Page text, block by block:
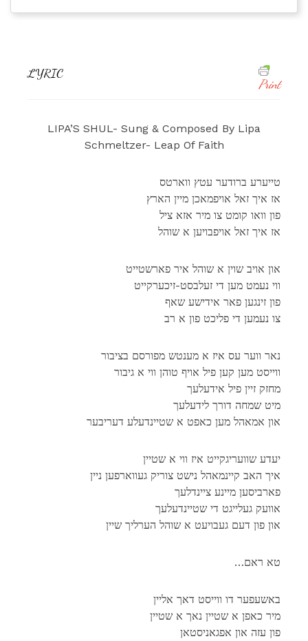
LYRIC
Print
LIPA’S SHUL- Sung & Composed By Lipa
Schmeltzer- Leap Of Faith
טייערע ברודער עטץ ווארטס
אז איך זאל אויפמאכן מיין הארץ
פון וואו קומט צו מיר אזא ציל
אז איך זאל אויפבויען א שוהל
און אויב שוין א שוהל איר פארשטייט
ווי נעמט מען די זעלבסט-זיכערקייט
פון זינגען פאר אידישע שאף
צו נעמען די פליכט פון א רב
נאר ווער עס איז א מענטש מפורסם בציבור
ווייסט מען קען פיל אויף טוהן ווי א גיבור
מחזק זיין פיל אידעלעך
מיט שמחה דורך לידעלעך
און אמאהל מען כאפט א שטיינדעלע דעריבער
יעדע שוועריגקייט איז ווי א שטיין
איך האב קיינמאהל נישט צוריק געווארפען ניין
פארביסען מיינע ציינדלעך
אוועק געלייגט די שטיינדעלעך
און פון דעם געבויעט א שוהל הערליך שיין
…טא ראם
באשעפער דו ווייסט דאך אליין
מיר כאפן א שטיין נאך א שטיין
פון עזה און אפגאניסטאן